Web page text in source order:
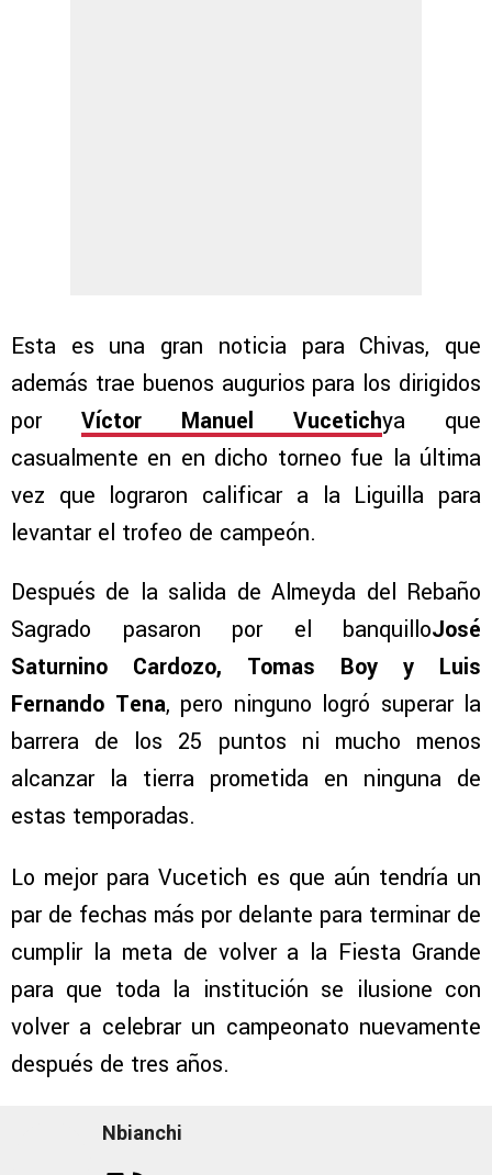
Esta es una gran noticia para Chivas, que
además trae buenos augurios para los dirigidos
por Víctor Manuel Vucetichya que
casualmente en en dicho torneo fue la última
vez que lograron calificar a la Liguilla para
levantar el trofeo de campeón.
Después de la salida de Almeyda del Rebaño
Sagrado pasaron por el banquilloJosé
Saturnino Cardozo, Tomas Boy y Luis
Fernando Tena, pero ninguno logró superar la
barrera de los 25 puntos ni mucho menos
alcanzar la tierra prometida en ninguna de
estas temporadas.
Lo mejor para Vucetich es que aún tendría un
par de fechas más por delante para terminar de
cumplir la meta de volver a la Fiesta Grande
para que toda la institución se ilusione con
volver a celebrar un campeonato nuevamente
después de tres años.
Nbianchi